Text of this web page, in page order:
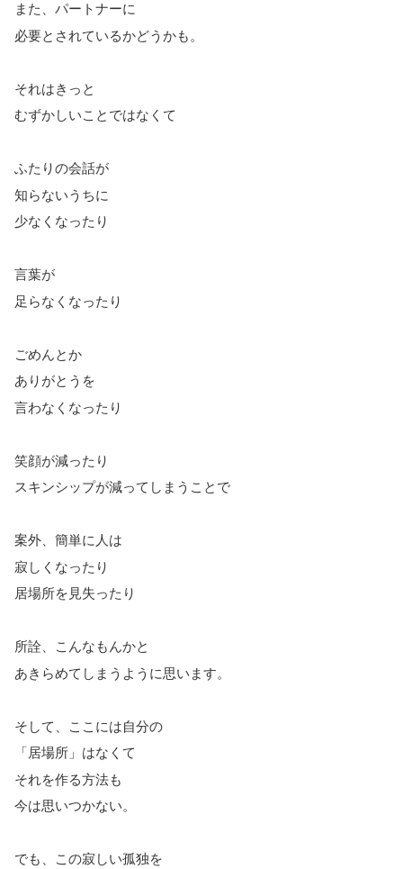
また、パートナーに
必要とされているかどうかも。
それはきっと
むずかしいことではなくて
ふたりの会話が
知らないうちに
少なくなったり
言葉が
足らなくなったり
ごめんとか
ありがとうを
言わなくなったり
笑顔が減ったり
スキンシップが減ってしまうことで
案外、簡単に人は
寂しくなったり
居場所を見失ったり
所詮、こんなもんかと
あきらめてしまうように思います。
そして、ここには自分の
「居場所」はなくて
それを作る方法も
今は思いつかない。
でも、この寂しい孤独を